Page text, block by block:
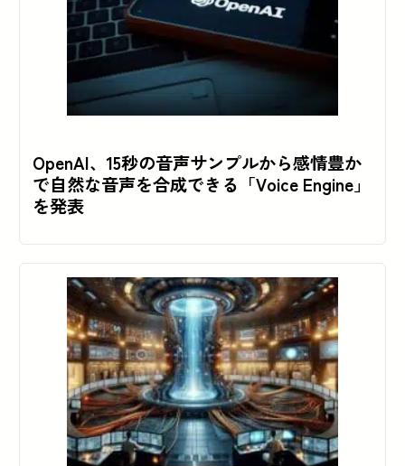
OpenAI、15秒の音声サンプルから感情豊か
で自然な音声を合成できる「Voice Engine」
を発表